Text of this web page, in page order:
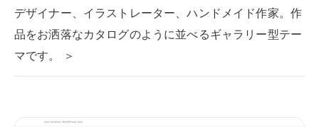
デザイナー、イラストレーター、ハンドメイド作家。作
品をお洒落なカタログのように並べるギャラリー型テー
マです。 ＞